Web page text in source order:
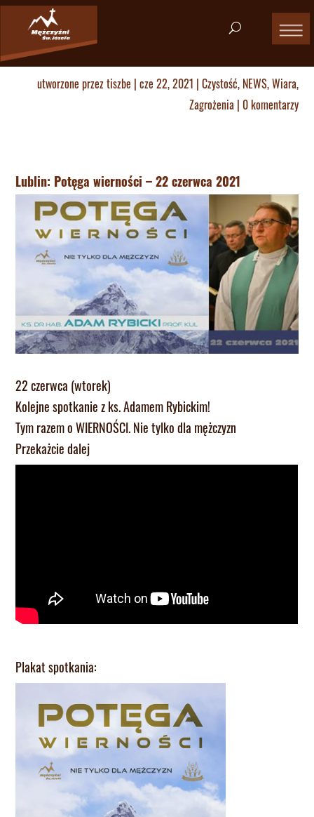
utworzone przeztiszbe | cze 22, 2021 | Czystość, NEWS,Wiara,
Zagrożenia| 0 komentarzy
Lublin: Potęga wierności – 22 czerwca 2021
22 czerwca (wtorek)
Kolejne spotkanie z ks. Adamem Rybickim!
Tym razem o WIERNOŚCI. Nie tylko dla mężczyzn
Przekażcie dalej
Plakat spotkania: